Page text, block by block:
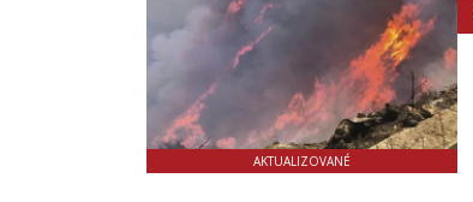
AKTUALIZOVANÉ